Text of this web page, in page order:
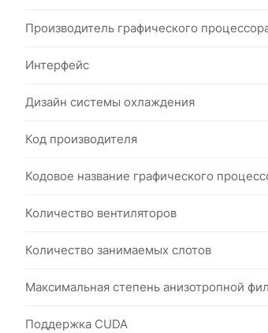
Производитель графического
Интерфейс
Дизайн системы охлаждения
Код производителя
Кодовое название графического
Количество вентиляторов
Количество занимаемых слотов
Максимальная степень анизотропной
Поддержка CUDA